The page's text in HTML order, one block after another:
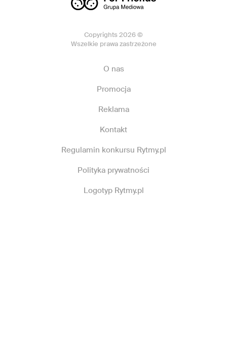
Copyrights 2026 ©
Wszelkie prawa zastrzeżone
O nas
Promocja
Reklama
Kontakt
Regulamin konkursu Rytmy.pl
Polityka prywatności
Logotyp Rytmy.pl